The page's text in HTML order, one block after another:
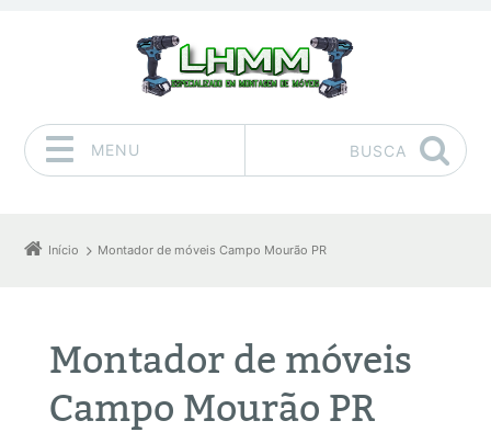
MENU BUSCA
Início Montador de móveis Campo Mourão PR
Montador de móveis
Campo Mourão PR